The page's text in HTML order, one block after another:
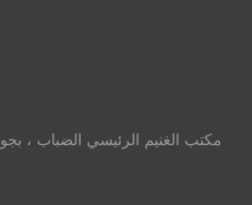
مكتب الغنيم الرئيسي الضباب ، بجوار